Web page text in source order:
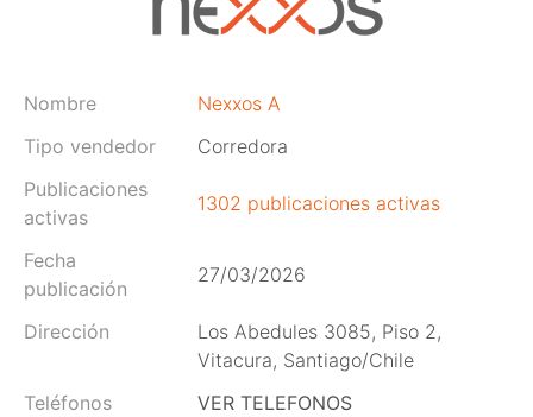
Nombre
Nexxos A
Tipo vendedor
Corredora
Publicaciones
activas
1302 publicaciones activas
Fecha
publicación
27/03/2026
Dirección
Los Abedules 3085, Piso 2,
Vitacura, Santiago/Chile
Teléfonos
VER TELEFONOS